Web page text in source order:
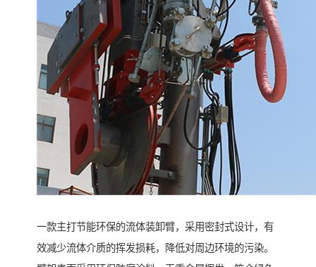
一款主打节能环保的流体装卸臂，采用密封式设计，有
效减少流体介质的挥发损耗，降低对周边环境的污染。